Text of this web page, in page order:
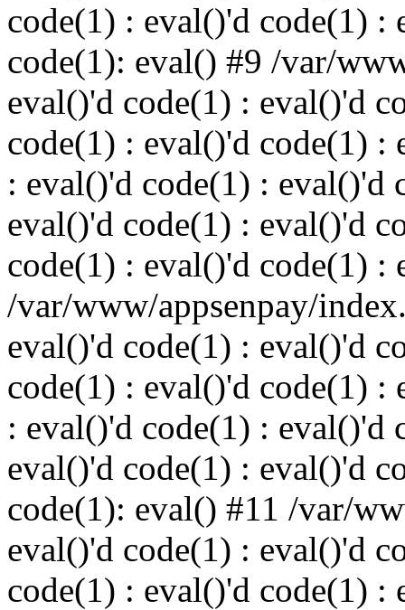
code(1) : eval()'d code(1) :
code(1): eval() #9 /var/
eval()'d code(1) : eval()'d
code(1) : eval()'d code(1) :
: eval()'d code(1) : eval()'d
eval()'d code(1) : eval()'d
code(1) : eval()'d code(1) :
/var/www/appsenpay/
eval()'d code(1) : eval()'d
code(1) : eval()'d code(1) :
: eval()'d code(1) : eval()'d
eval()'d code(1) : eval()'d
code(1): eval() #11 /var/
eval()'d code(1) : eval()'d
code(1) : eval()'d code(1) :